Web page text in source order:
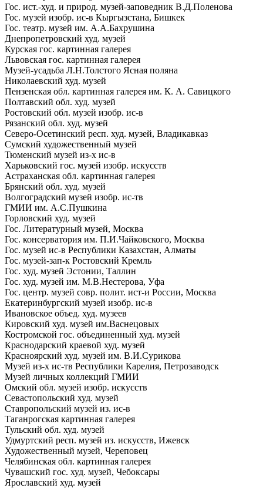
Гос. ист.-худ. и природ. музей-заповедник В.Д.Поленова
Гос. музей изобр. ис-в Кыргызстана, Бишкек
Гос. театр. музей им. А.А.Бахрушина
Днепропетровский худ. музей
Курская гос. картинная галерея
Львовская гос. картинная галерея
Музей-усадьба Л.Н.Толстого Ясная поляна
Николаевский худ. музей
Пензенская обл. картинная галерея им. К. А. Савицкого
Полтавский обл. худ. музей
Ростовский обл. музей изобр. ис-в
Рязанский обл. худ. музей
Северо-Осетинский респ. худ. музей, Владикавказ
Сумский художественный музей
Тюменский музей из-х ис-в
Харьковский гос. музей изобр. искусств
Астраханская обл. картинная галерея
Брянский обл. худ. музей
Волгоградский музей изобр. ис-тв
ГМИИ им. А.С.Пушкина
Горловский худ. музей
Гос. Литературный музей, Москва
Гос. консерватория им. П.И.Чайковского, Москва
Гос. музей ис-в Республики Казахстан, Алматы
Гос. музей-зап-к Ростовский Кремль
Гос. худ. музей Эстонии, Таллин
Гос. худ. музей им. М.В.Нестерова, Уфа
Гос. центр. музей совр. полит. ист-и России, Москва
Екатеринбургский музей изобр. ис-в
Ивановское объед. худ. музеев
Кировский худ. музей им.Васнецовых
Костромской гос. объединенный худ. музей
Краснодарский краевой худ. музей
Красноярский худ. музей им. В.И.Сурикова
Музей из-х ис-тв Республики Карелия, Петрозаводск
Музей личных коллекций ГМИИ
Омский обл. музей изобр. искусств
Севастопольский худ. музей
Ставропольский музей из. ис-в
Таганрогская картинная галерея
Тульский обл. худ. музей
Удмуртский респ. музей из. искусств, Ижевск
Художественный музей, Череповец
Челябинская обл. картинная галерея
Чувашский гос. худ. музей, Чебоксары
Ярославский худ. музей